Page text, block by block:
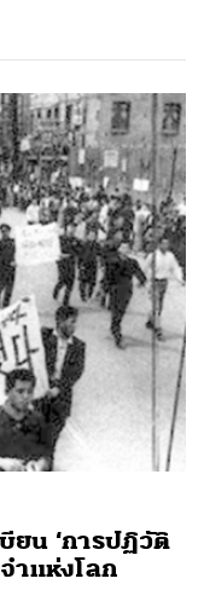
ยน ‘การปฏิวัติ
ำแห่งโลก